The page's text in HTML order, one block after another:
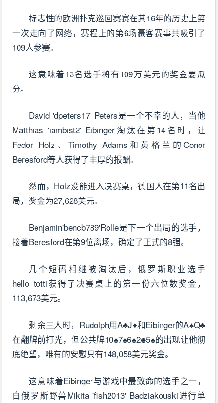
标志性的欧洲扑克巡回赛赛在其16年的历史上第
一次走向了网络，赛程上的第6场豪客赛事共吸引了
109人参赛。
这意味着13名选手将有109万美元的奖金要瓜
分。
David 'dpeters17' Peters是一个不幸的人，当他
Matthias 'iambist2' Eibinger淘汰在第14名时，让
Fedor Holz、Timothy Adams和英格兰的Conor
Beresford等人获得了丰厚的报酬。
然而，Holz没能进入决赛桌，德国人在第11名出
局，奖金为27,628美元。
Benjamin'bencb789'Rolle是下一个出局的选手，
接着Beresford在第9位离场，确定了正式的8强。
几个短码相继被淘汰后，俄罗斯职业选手
hello_totti获得了决赛桌上的第一份六位数奖金，
113,673美元。
剩余三人时，Rudolph用A♣J♦和Eibinger的A♠Q♣
在翻牌前打光，但公共牌10♠7♠6♠2♣5♠的出现让他彻
底绝望，唯有的安慰只有148,058美元奖金。
这意味着Eibinger与游戏中最致命的选手之一，
白俄罗斯野兽Mikita 'fish2013' Badziakouski进行单